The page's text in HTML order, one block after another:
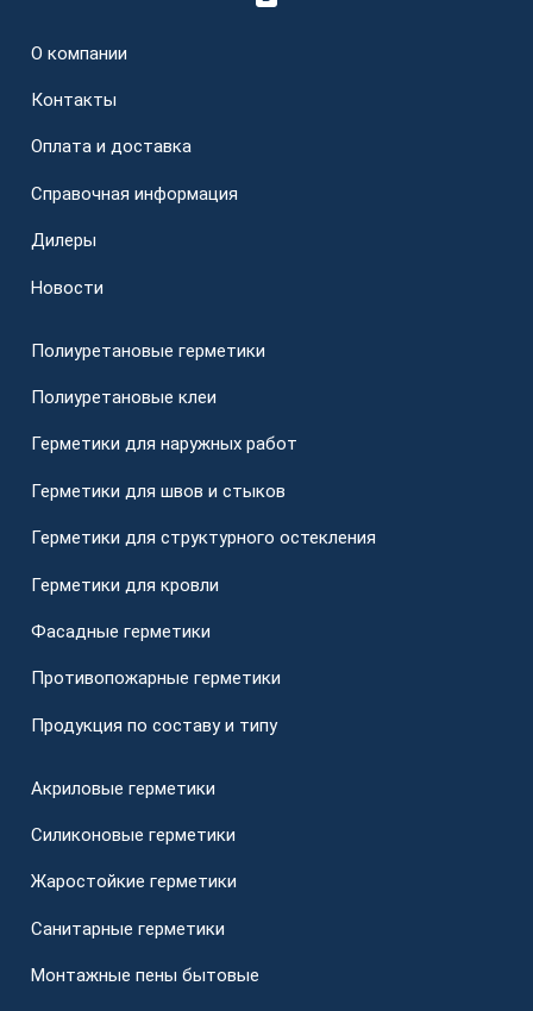
О компании
Контакты
Оплата и доставка
Справочная информация
Дилеры
Новости
Полиуретановые герметики
Полиуретановые клеи
Герметики для наружных работ
Герметики для швов и стыков
Герметики для структурного остекления
Герметики для кровли
Фасадные герметики
Противопожарные герметики
Продукция по составу и типу
Акриловые герметики
Силиконовые герметики
Жаростойкие герметики
Санитарные герметики
Монтажные пены бытовые